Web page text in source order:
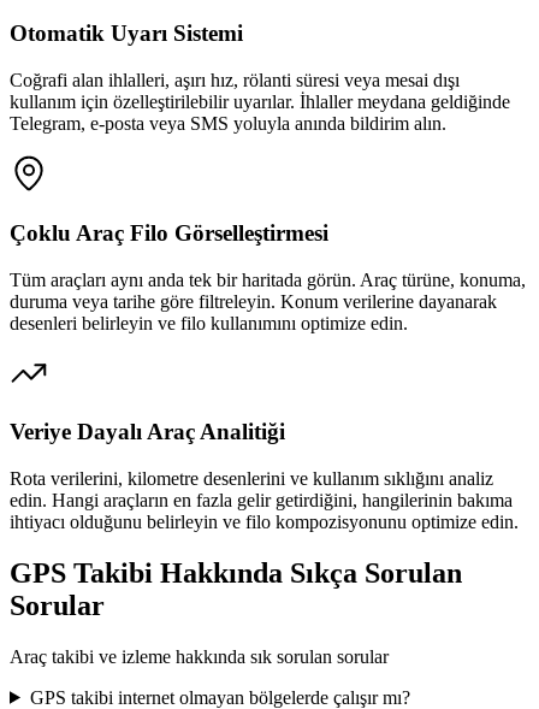
Otomatik Uyarı Sistemi
Coğrafi alan ihlalleri, aşırı hız, rölanti süresi veya mesai dışı
kullanım için özelleştirilebilir uyarılar. İhlaller meydana geldiğinde
Telegram, e-posta veya SMS yoluyla anında bildirim alın.
Çoklu Araç Filo Görselleştirmesi
Tüm araçları aynı anda tek bir haritada görün. Araç türüne, konuma,
duruma veya tarihe göre filtreleyin. Konum verilerine dayanarak
desenleri belirleyin ve filo kullanımını optimize edin.
Veriye Dayalı Araç Analitiği
Rota verilerini, kilometre desenlerini ve kullanım sıklığını analiz
edin. Hangi araçların en fazla gelir getirdiğini, hangilerinin bakıma
ihtiyacı olduğunu belirleyin ve filo kompozisyonunu optimize edin.
GPS Takibi Hakkında Sıkça Sorulan
Sorular
Araç takibi ve izleme hakkında sık sorulan sorular
GPS takibi internet olmayan bölgelerde çalışır mı?